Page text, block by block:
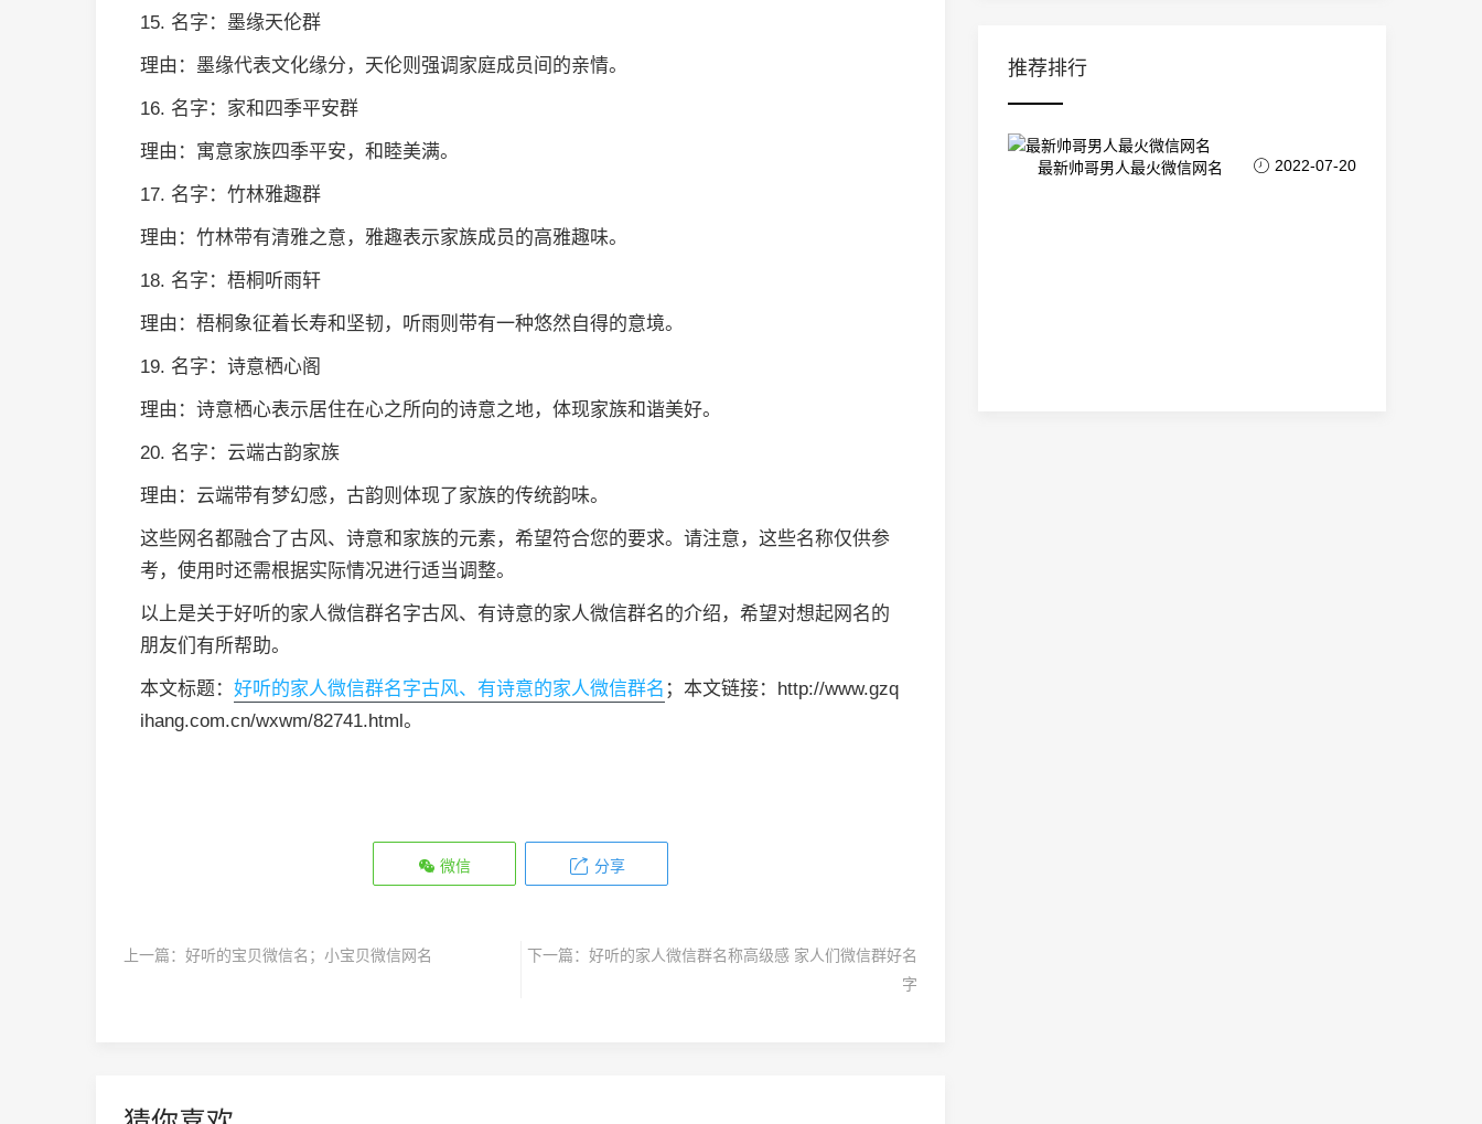
15. 名字：墨缘天伦群
理由：墨缘代表文化缘分，天伦则强调家庭成员间的亲情。
16. 名字：家和四季平安群
理由：寓意家族四季平安，和睦美满。
17. 名字：竹林雅趣群
理由：竹林带有清雅之意，雅趣表示家族成员的高雅趣味。
18. 名字：梧桐听雨轩
理由：梧桐象征着长寿和坚韧，听雨则带有一种悠然自得的意境。
19. 名字：诗意栖心阁
理由：诗意栖心表示居住在心之所向的诗意之地，体现家族和谐美好。
20. 名字：云端古韵家族
理由：云端带有梦幻感，古韵则体现了家族的传统韵味。
这些网名都融合了古风、诗意和家族的元素，希望符合您的要求。请注意，这些名称仅供参
考，使用时还需根据实际情况进行适当调整。
以上是关于好听的家人微信群名字古风、有诗意的家人微信群名的介绍，希望对想起网名的
朋友们有所帮助。
本文标题： 好听的家人微信群名字古风、有诗意的家人微信群名 ；本文链接：http://www.gzq
ihang.com.cn/wxwm/82741.html。
微信 分享
上一篇： 好听的宝贝微信名；小宝贝微信网名 下一篇： 好听的家人微信群名称高级感 家人们微信群好名
字
推荐排行
最新帅哥男人最火微信网名 2022-07-20